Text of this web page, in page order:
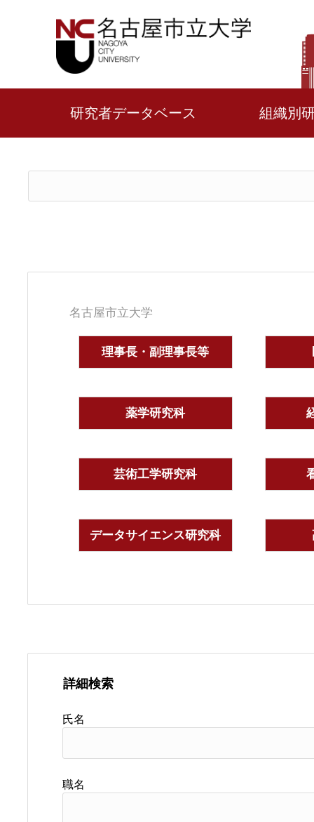
研究者データベース 組織別
名古屋市立大学
理事長・副理事長等
薬学研究科
芸術工学研究科
データサイエンス研究科
詳細検索
氏名
職名